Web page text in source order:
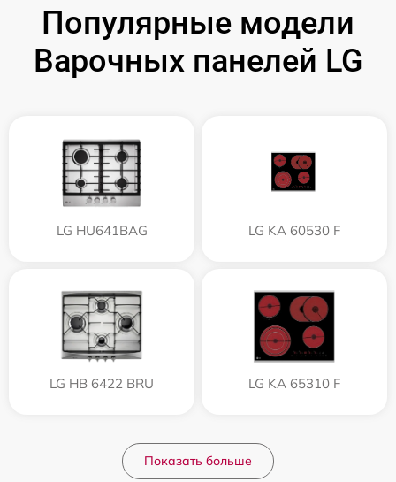
Популярные модели
Варочных панелей LG
LG HU641BAG LG KA 60530 F
LG HB 6422 BRU LG KA 65310 F
Показать больше